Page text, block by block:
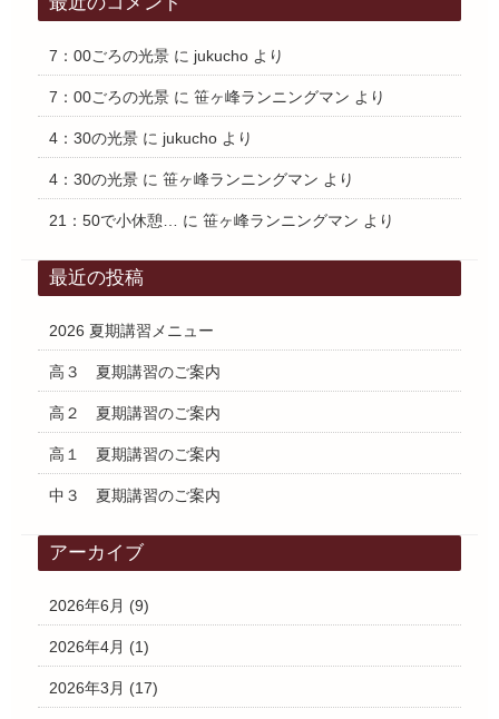
7：00ごろの光景に jukuchoより
7：00ごろの光景に 笹ヶ峰ランニングマン より
4：30の光景に jukuchoより
4：30の光景に 笹ヶ峰ランニングマン より
21：50で小休憩… に 笹ヶ峰ランニングマン より
最近の投稿
2026 夏期講習メニュー
高３ 夏期講習のご案内
高２ 夏期講習のご案内
高１ 夏期講習のご案内
中３ 夏期講習のご案内
アーカイブ
2026年6月 (9)
2026年4月 (1)
2026年3月 (17)